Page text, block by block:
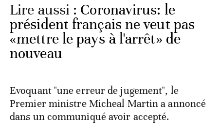
Lire aussi : Coronavirus: le
président français ne veut pas
«mettre le pays à l'arrêt» de
nouveau
Evoquant "une erreur de jugement", le
Premier ministre Micheal Martin a annoncé
dans un communiqué avoir accepté.